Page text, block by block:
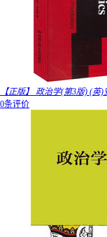
【正版】 政治学(第3版) (英
0条评价